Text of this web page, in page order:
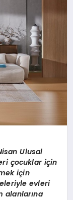
Ulusal
çocuklar için
için
evleri
alanlarına